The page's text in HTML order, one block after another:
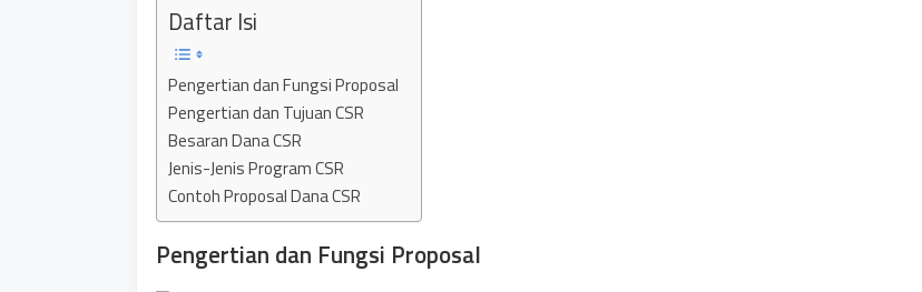
Daftar Isi
Pengertian dan Fungsi Proposal
Pengertian dan Tujuan CSR
Besaran Dana CSR
Jenis-Jenis Program CSR
Contoh Proposal Dana CSR
Pengertian dan Fungsi Proposal